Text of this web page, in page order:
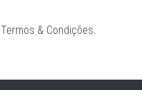
Termos & Condições.